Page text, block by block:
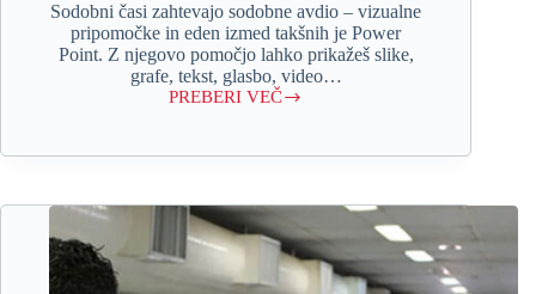
Sodobni časi zahtevajo sodobne avdio – vizualne
pripomočke in eden izmed takšnih je Power
Point. Z njegovo pomočjo lahko prikažeš slike,
grafe, tekst, glasbo, video…
PREBERI VEČ
Njegovo